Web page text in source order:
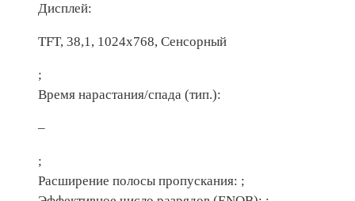
Дисплей:
TFT, 38,1, 1024х768, Сенсорный
;
Время нарастания/спада (тип.):
–
;
Расширение полосы пропускания: ;